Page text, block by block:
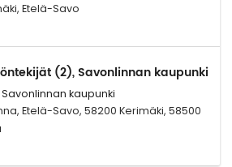
Etelä-Savo
(2), Savonlinnan kaupunki
Savonlinnan kaupunki
Etelä-Savo, 58200 Kerimäki, 58500